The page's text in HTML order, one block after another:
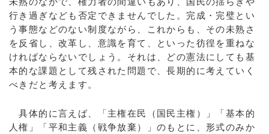
行き過ぎなども否定できませんでした。完成・完璧とい
う事態などのない制度ながら、これからも、その未熟さ
を反省し、改革し、意識を育て、といった彷徨を重ねな
ければならないでしょう。それは、どの憲法にしても基
本的な課題として残された問題で、長期的に考えていく
べきだと考えます。
具体的に言えば、「主権在民（国民主権）」「基本的
人権」「平和主義（戦争放棄）」のもとに、形式のみか